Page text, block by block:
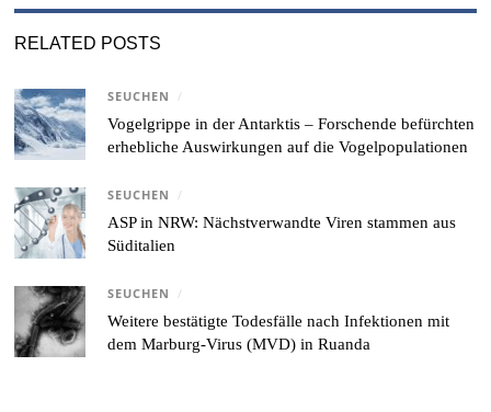
RELATED POSTS
SEUCHEN /
Vogelgrippe in der Antarktis – Forschende befürchten
erhebliche Auswirkungen auf die Vogelpopulationen
SEUCHEN /
ASP in NRW: Nächstverwandte Viren stammen aus
Süditalien
SEUCHEN /
Weitere bestätigte Todesfälle nach Infektionen mit
dem Marburg-Virus (MVD) in Ruanda